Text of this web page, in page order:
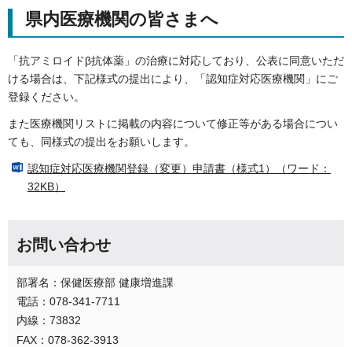
県内医療機関の皆さまへ
「抗アミロイドβ抗体薬」の治療に対応しており、公表に同意いただ
ける場合は、下記様式の提出により、「認知症対応医療機関」にご
登録ください。
また医療機関リストに掲載の内容について修正等がある場合につい
ても、同様式の提出をお願いします。
認知症対応医療機関登録（変更）申請書（様式1）（ワード：
32KB）
お問い合わせ
部署名：保健医療部 健康増進課
電話：078-341-7711
内線：73832
FAX：078-362-3913